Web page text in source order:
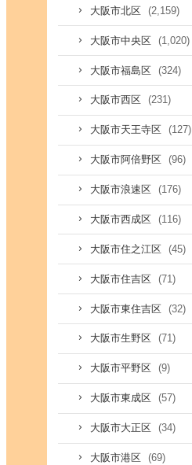
大阪市北区 (2,159)
大阪市中央区 (1,020)
大阪市福島区 (324)
大阪市西区 (231)
大阪市天王寺区 (127)
大阪市阿倍野区 (96)
大阪市浪速区 (176)
大阪市西成区 (116)
大阪市住之江区 (45)
大阪市住吉区 (71)
大阪市東住吉区 (32)
大阪市生野区 (71)
大阪市平野区 (9)
大阪市東成区 (57)
大阪市大正区 (34)
大阪市港区 (69)